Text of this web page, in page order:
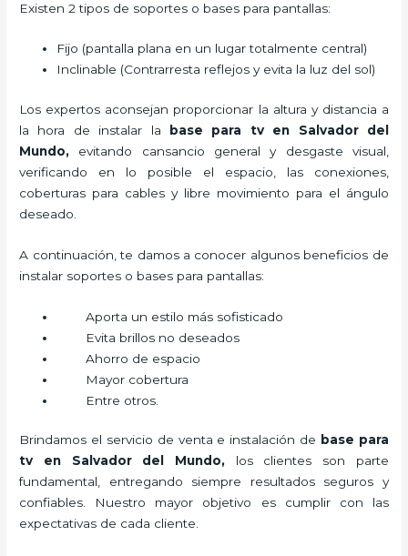
Existen 2 tipos de soportes o bases para pantallas:
Fijo (pantalla plana en un lugar totalmente central)
Inclinable (Contrarresta reflejos y evita la luz del sol)
Los expertos aconsejan proporcionar la altura y distancia a
la hora de instalar la
base para tv en Salvador del
Mundo, evitando cansancio general y desgaste visual,
verificando en lo posible el espacio, las conexiones,
coberturas para cables y libre movimiento para el ángulo
deseado.
A continuación, te damos a conocer algunos beneficios de
instalar soportes o bases para pantallas:
Aporta un estilo más sofisticado
Evita brillos no deseados
Ahorro de espacio
Mayor cobertura
Entre otros.
Brindamos el servicio de venta e instalación de base para
tv en Salvador del Mundo, los clientes son parte
fundamental, entregando siempre resultados seguros y
confiables. Nuestro mayor objetivo es cumplir con las
expectativas de cada cliente.